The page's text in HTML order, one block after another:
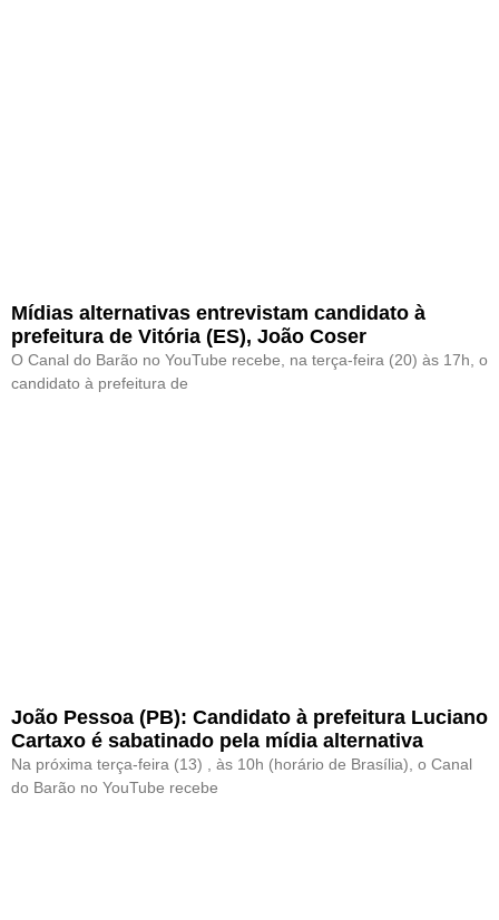
Mídias alternativas entrevistam candidato à
prefeitura de Vitória (ES), João Coser
O Canal do Barão no YouTube recebe, na terça-feira (20) às 17h, o
candidato à prefeitura de
João Pessoa (PB): Candidato à prefeitura Luciano
Cartaxo é sabatinado pela mídia alternativa
Na próxima terça-feira (13) , às 10h (horário de Brasília), o Canal
do Barão no YouTube recebe